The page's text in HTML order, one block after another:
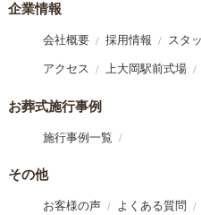
企業情報
会社概要 採用情報 スタ
アクセス 上大岡駅前式場
お葬式施行事例
施行事例一覧
その他
お客様の声 よくある質問